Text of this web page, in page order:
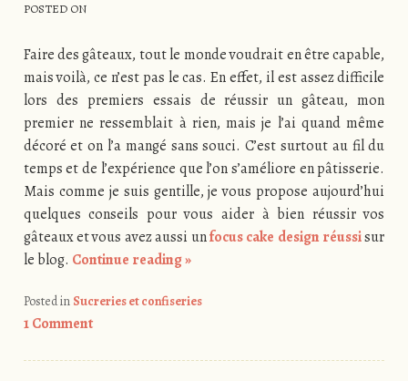
POSTED ON
Faire des gâteaux, tout le monde voudrait en être capable,
mais voilà, ce n’est pas le cas. En effet, il est assez difficile
lors des premiers essais de réussir un gâteau, mon
premier ne ressemblait à rien, mais je l’ai quand même
décoré et on l’a mangé sans souci. C’est surtout au fil du
temps et de l’expérience que l’on s’améliore en pâtisserie.
Mais comme je suis gentille, je vous propose aujourd’hui
quelques conseils pour vous aider à bien réussir vos
gâteaux et vous avez aussi unfocus cake design réussisur
le blog. Continue reading»
Posted in Sucreries et confiseries
1 Comment